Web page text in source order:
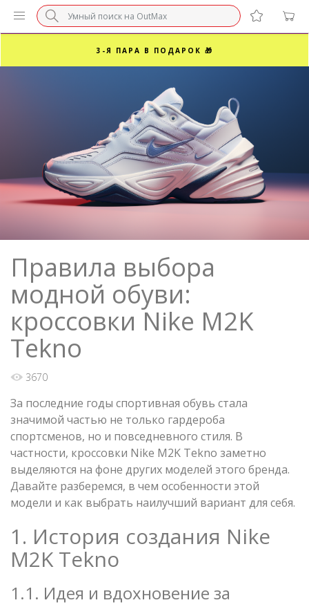
БЕЗ НАЦЕНКИ МАРКЕТПЛЕЙСОВ ⚡ ВАШ РАЗМЕР
3-Я ПАРА В ПОДАРОК 🎁
СУПЕРАКЦИЯ 🔥 2-Я ПАРА -50%
Правила выбора
модной обуви:
кроссовки Nike M2K
Tekno
3670
За последние годы спортивная обувь стала
значимой частью не только гардероба
спортсменов, но и повседневного стиля. В
частности, кроссовки Nike M2K Tekno заметно
выделяются на фоне других моделей этого бренда.
Давайте разберемся, в чем особенности этой
модели и как выбрать наилучший вариант для себя.
1. История создания Nike
M2K Tekno
1.1. Идея и вдохновение за